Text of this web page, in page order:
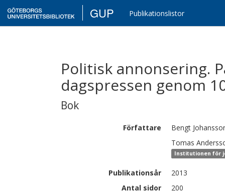
GUP Publikationslistor
Politisk annonsering.
dagspressen genom
Bok
Författare Bengt
Tomas
Institutionen för
Publikationsår
2013
Antal sidor
200